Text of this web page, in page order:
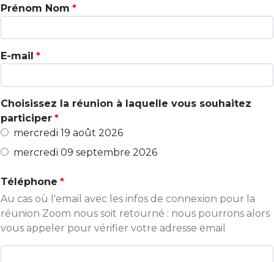
Prénom Nom
E-mail
Choisissez la réunion à laquelle vous souhaitez
participer
mercredi 19 août 2026
mercredi 09 septembre 2026
Téléphone
Au cas où l'email avec les infos de connexion pour la
réunion Zoom nous soit retourné : nous pourrons alors
vous appeler pour vérifier votre adresse email